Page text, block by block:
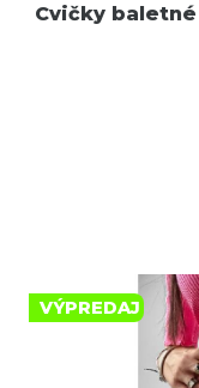
Cvičky baletné
VÝPREDAJ